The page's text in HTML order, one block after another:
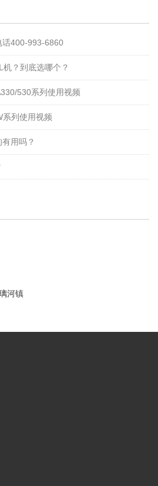
话400-993-6860
？到底选哪个？
530系列使用视频
系列使用视频
用吗？
河镇